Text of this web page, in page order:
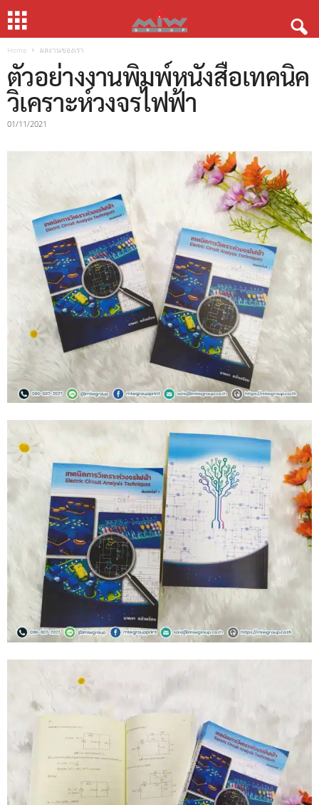
Home ผลงานของเรา
ตัวอย่างงานพิมพ์หนังสือเทคนิค
วิเคราะห์วงจรไฟฟ้า
01/11/2021